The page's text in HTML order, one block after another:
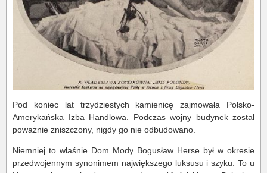
Pod koniec lat trzydziestych kamienicę zajmowała Polsko-
Amerykańska Izba Handlowa. Podczas wojny budynek został
poważnie zniszczony, nigdy go nie odbudowano.
Niemniej to właśnie Dom Mody Bogusław Herse był w okresie
przedwojennym synonimem największego luksusu i szyku. To u